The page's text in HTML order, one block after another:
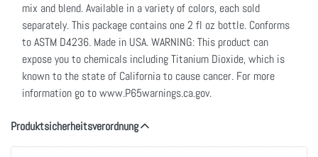
mix and blend. Available in a variety of colors, each sold
separately. This package contains one 2 fl oz bottle. Conforms
to ASTM D4236. Made in USA. WARNING: This product can
expose you to chemicals including Titanium Dioxide, which is
known to the state of California to cause cancer. For more
information go to www.P65warnings.ca.gov.
Produktsicherheitsverordnung